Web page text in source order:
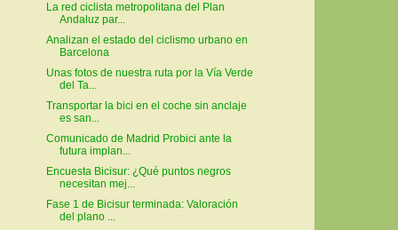
La red ciclista metropolitana del Plan
Andaluz par...
Analizan el estado del ciclismo urbano en
Barcelona
Unas fotos de nuestra ruta por la Vía Verde
del Ta...
Transportar la bici en el coche sin anclaje
es san...
Comunicado de Madrid Probici ante la
futura implan...
Encuesta Bicisur: ¿Qué puntos negros
necesitan mej...
Fase 1 de Bicisur terminada: Valoración
del plano ...